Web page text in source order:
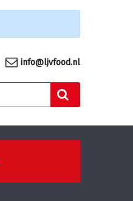
info@ljvfood.nl